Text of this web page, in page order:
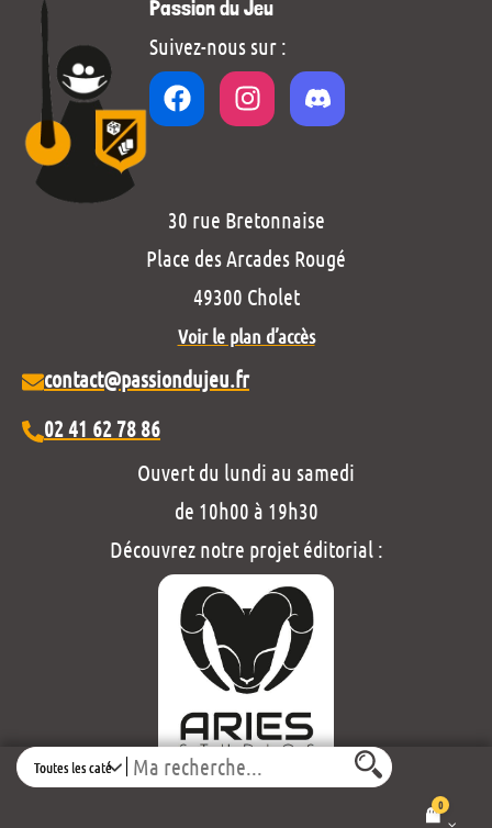
Search
0
Passion du Jeu
Suivez-nous sur :
30 rue Bretonnaise
Place des Arcades Rougé
49300 Cholet
Voir le plan d’accès
contact@passiondujeu.fr
02 41 62 78 86
Ouvert du lundi au samedi
de 10h00 à 19h30
Découvrez notre projet éditorial :
Mentions légales et politique de confidentialité